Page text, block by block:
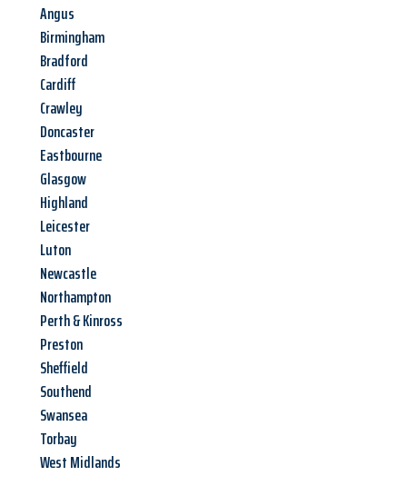
Angus
Birmingham
Bradford
Cardiff
Crawley
Doncaster
Eastbourne
Glasgow
Highland
Leicester
Luton
Newcastle
Northampton
Perth & Kinross
Preston
Sheffield
Southend
Swansea
Torbay
West Midlands